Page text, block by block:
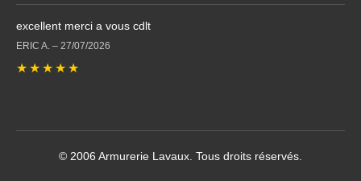
excellent merci a vous cdlt
ERIC A. – 27/07/2026
★ ★ ★ ★ ★
© 2006 Armurerie Lavaux. Tous droits réservés.